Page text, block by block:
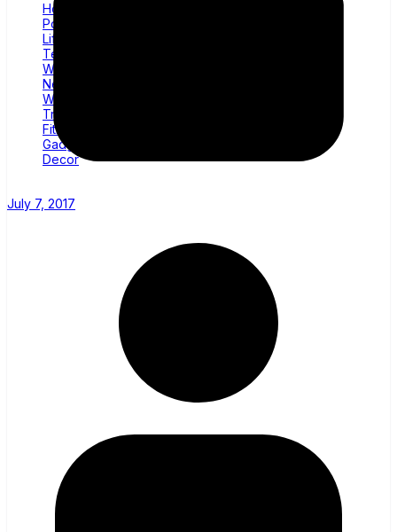
Home
Politics
Lifestyle
Technology
Wellness
News
World
Trending
Fitness
Gadgets
Decor
July 7, 2017